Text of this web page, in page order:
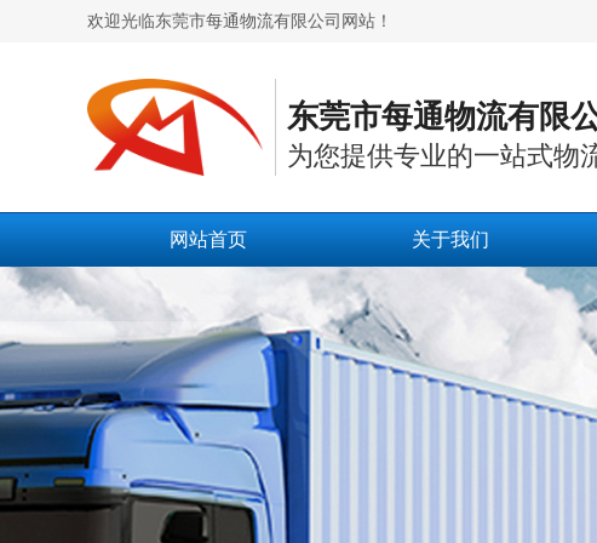
欢迎光临东莞市每通物流有限公司网站！
东莞市每通物流有限
为您提供专业的一站式物
网站首页 关于我们